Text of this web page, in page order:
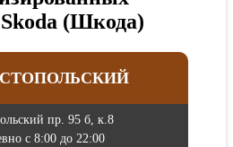
Skoda (Шкода)
пр. 95 б, к.8
с 8:00 до 22:00